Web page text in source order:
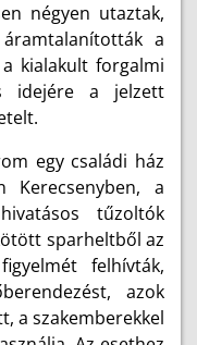
négyen utaztak,
a
kialakult forgalmi
idejére a jelzett
egy családi ház
Kerecsenyben, a
tűzoltók
sparheltből az
felhívták,
azok
a szakemberekkel